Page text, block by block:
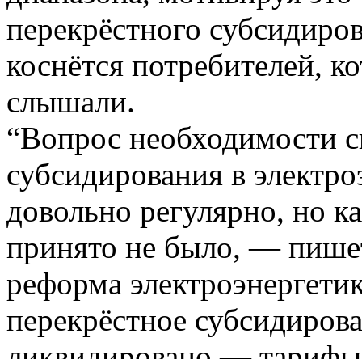
перекрёстного
коснётся потребителей,
слышали.
“Вопрос необходимости
субсидирования в
довольно регулярно, но
принято не было, —
реформа
перекрёстное